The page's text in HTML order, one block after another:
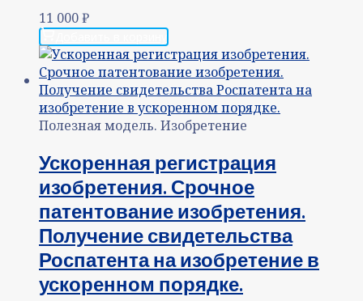
11 000₽
Полезная модель. Изобретение
Ускоренная регистрация
изобретения. Срочное
патентование изобретения.
Получение свидетельства
Роспатента на изобретение в
ускоренном порядке.